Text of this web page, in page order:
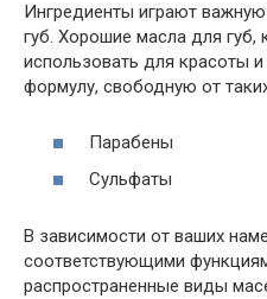
Ингредиенты играют
губ. Хорошие масла для
использовать для красоты
формулу, свободную от
Парабены
Сульфаты
В зависимости от ваших
соответствующими
распространенные виды